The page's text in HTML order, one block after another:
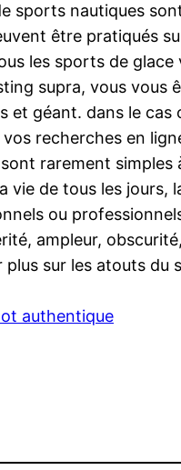
sports nautiques
être pratiqués
les sports de
supra, vous
géant. dans le
recherches en
rarement
vie de tous les
ou
ampleur,
sur les atouts du
authentique